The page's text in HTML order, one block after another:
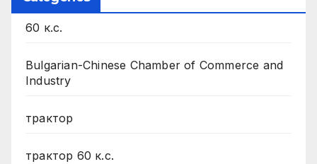
60 к.с.
Bulgarian-Chinese Chamber of Commerce and
Industry
трактор
трактор 60 к.с.